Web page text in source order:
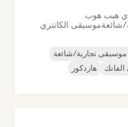
هيب هوب
شائعةموسيقى الكانتري
موسيقى تجارية/شائعة
هاردكور